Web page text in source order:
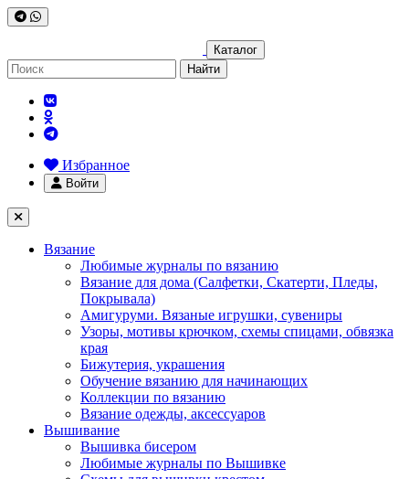
Каталог
Найти
Избранное
Войти
Вязание
Любимые журналы по вязанию
Вязание для дома (Салфетки, Скатерти, Пледы,
Покрывала)
Амигуруми. Вязаные игрушки, сувениры
Узоры, мотивы крючком, схемы спицами, обвязка
края
Бижутерия, украшения
Обучение вязанию для начинающих
Коллекции по вязанию
Вязание одежды, аксессуаров
Вышивание
Вышивка бисером
Любимые журналы по Вышивке